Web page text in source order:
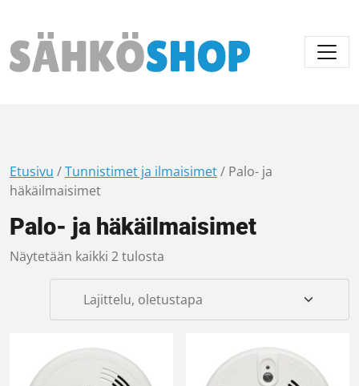
Päävalikko
Etusivu /Tunnistimet ja ilmaisimet/ Palo- ja
häkäilmaisimet
Palo- ja häkäilmaisimet
Näytetään kaikki 2 tulosta